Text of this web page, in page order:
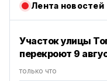
Лента новостей
Участок улицы
перекроют 9
только что